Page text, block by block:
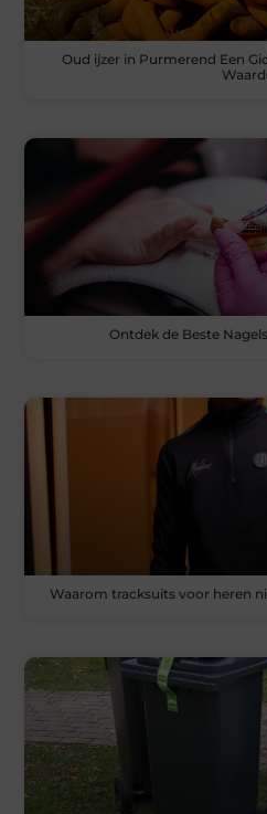
Oud ijzer in Purmerend Een
Ontdek de Beste
Waarom tracksuits voor heren